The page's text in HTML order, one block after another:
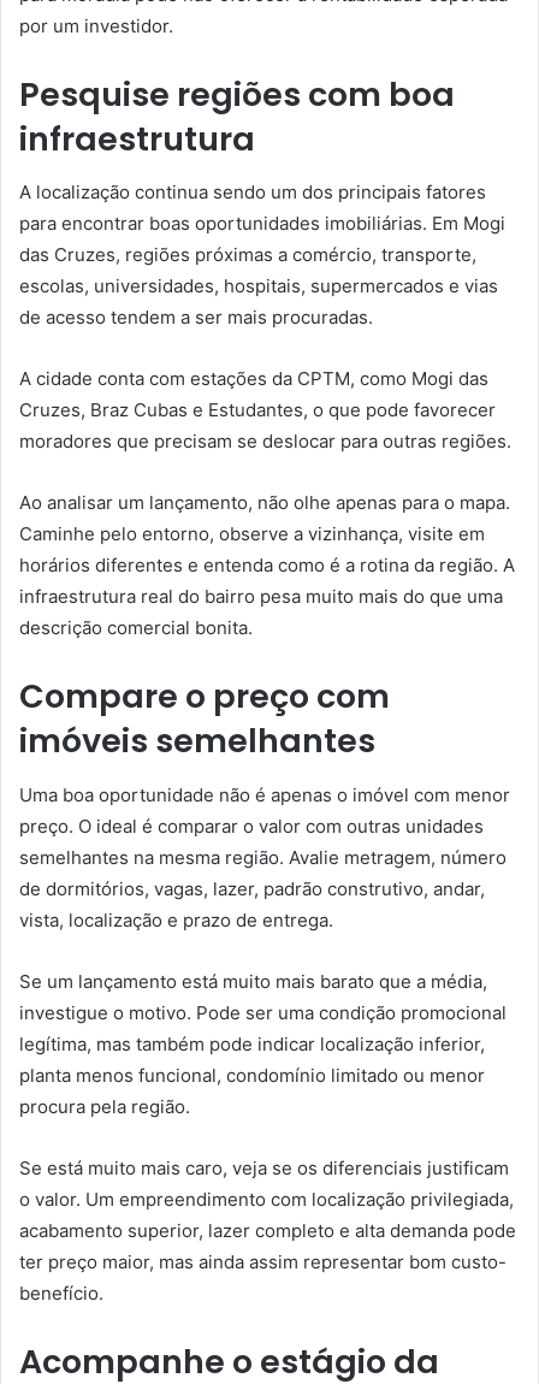
por um investidor.
Pesquise regiões com boa
infraestrutura
A localização continua sendo um dos principais fatores
para encontrar boas oportunidades imobiliárias. Em Mogi
das Cruzes, regiões próximas a comércio, transporte,
escolas, universidades, hospitais, supermercados e vias
de acesso tendem a ser mais procuradas.
A cidade conta com estações da CPTM, como Mogi das
Cruzes, Braz Cubas e Estudantes, o que pode favorecer
moradores que precisam se deslocar para outras regiões.
Ao analisar um lançamento, não olhe apenas para o mapa.
Caminhe pelo entorno, observe a vizinhança, visite em
horários diferentes e entenda como é a rotina da região. A
infraestrutura real do bairro pesa muito mais do que uma
descrição comercial bonita.
Compare o preço com
imóveis semelhantes
Uma boa oportunidade não é apenas o imóvel com menor
preço. O ideal é comparar o valor com outras unidades
semelhantes na mesma região. Avalie metragem, número
de dormitórios, vagas, lazer, padrão construtivo, andar,
vista, localização e prazo de entrega.
Se um lançamento está muito mais barato que a média,
investigue o motivo. Pode ser uma condição promocional
legítima, mas também pode indicar localização inferior,
planta menos funcional, condomínio limitado ou menor
procura pela região.
Se está muito mais caro, veja se os diferenciais justificam
o valor. Um empreendimento com localização privilegiada,
acabamento superior, lazer completo e alta demanda pode
ter preço maior, mas ainda assim representar bom custo-
benefício.
Acompanhe o estágio da